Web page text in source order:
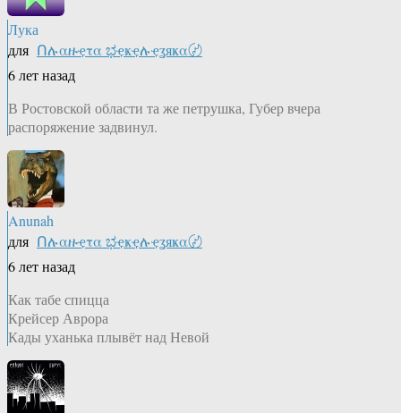
Лука
для Ոሉαዙҿτα ಭҿҝҿሉҿʓяҝα〄
6 лет назад
В Ростовской области та же петрушка, Губер вчера
распоряжение задвинул.
Anunah
для Ոሉαዙҿτα ಭҿҝҿሉҿʓяҝα〄
6 лет назад
Как табе спицца
Крейсер Аврора
Кады уханька плывёт над Невой